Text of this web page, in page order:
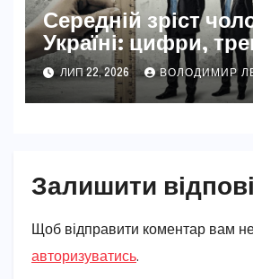
Середній зріст
Україні: цифри,
реальність 2026
ЛИП 22, 2026 ВОЛОДИМИР
Залишити
Щоб відправити коментар вам
авторизуватись.